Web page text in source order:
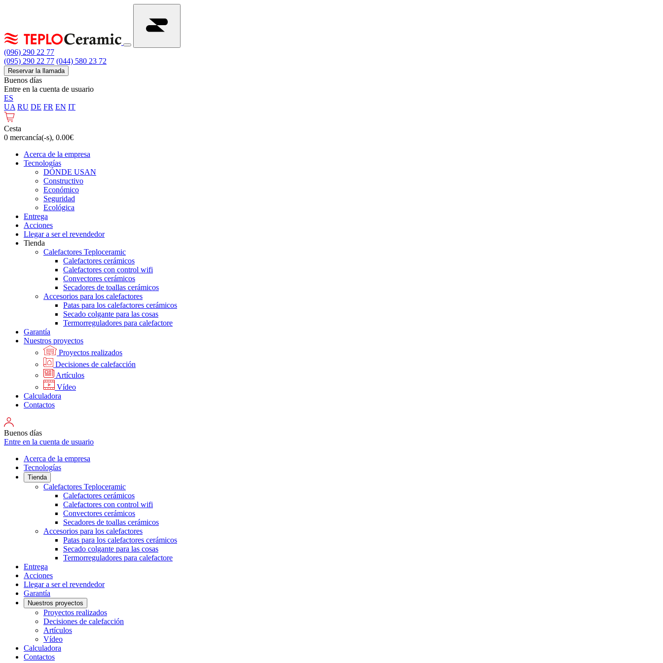
(096) 290 22 77
(095) 290 22 77 (044) 580 23 72
Reservar la llamada
Buenos días
Entre en la cuenta de usuario
ES
UA RU DE FR EN IT
Cesta
0 mercancía(-s), 0.00€
Acerca de la empresa
Tecnologías
DÓNDE USAN
Constructivo
Económico
Seguridad
Ecológica
Entrega
Acciones
Llegar a ser el revendedor
Tienda
Calefactores Teploceramic
Calefactores cerámicos
Calefactores con control wifi
Convectores cerámicos
Secadores de toallas cerámicos
Accesorios para los calefactores
Patas para los calefactores cerámicos
Secado colgante para las cosas
Termorreguladores para calefactore
Garantía
Nuestros proyectos
Proyectos realizados
Decisiones de calefacción
Artículos
Vídeo
Calculadora
Contactos
Buenos días
Entre en la cuenta de usuario
Acerca de la empresa
Tecnologías
Tienda
Calefactores Teploceramic
Calefactores cerámicos
Calefactores con control wifi
Convectores cerámicos
Secadores de toallas cerámicos
Accesorios para los calefactores
Patas para los calefactores cerámicos
Secado colgante para las cosas
Termorreguladores para calefactore
Entrega
Acciones
Llegar a ser el revendedor
Garantía
Nuestros proyectos
Proyectos realizados
Decisiones de calefacción
Artículos
Vídeo
Calculadora
Contactos